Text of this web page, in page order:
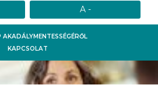
KAPCSOLAT